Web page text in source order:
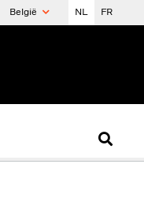
België NL FR